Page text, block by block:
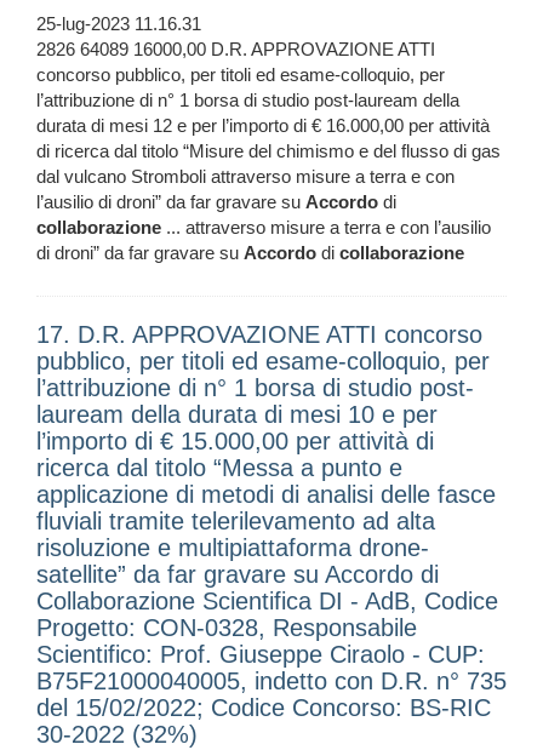
25-lug-2023 11.16.31
2826 64089 16000,00 D.R. APPROVAZIONE ATTI
concorso pubblico, per titoli ed esame-colloquio, per
l’attribuzione di n° 1 borsa di studio post-lauream della
durata di mesi 12 e per l’importo di € 16.000,00 per attività
di ricerca dal titolo “Misure del chimismo e del flusso di gas
dal vulcano Stromboli attraverso misure a terra e con
l’ausilio di droni” da far gravare su Accordo di
collaborazione ... attraverso misure a terra e con l’ausilio
di droni” da far gravare su Accordo di collaborazione
17. D.R. APPROVAZIONE ATTI concorso
pubblico, per titoli ed esame-colloquio, per
l’attribuzione di n° 1 borsa di studio post-
lauream della durata di mesi 10 e per
l’importo di € 15.000,00 per attività di
ricerca dal titolo “Messa a punto e
applicazione di metodi di analisi delle fasce
fluviali tramite telerilevamento ad alta
risoluzione e multipiattaforma drone-
satellite” da far gravare su Accordo di
Collaborazione Scientifica DI - AdB, Codice
Progetto: CON-0328, Responsabile
Scientifico: Prof. Giuseppe Ciraolo - CUP:
B75F21000040005, indetto con D.R. n° 735
del 15/02/2022; Codice Concorso: BS-RIC
30-2022 (32%)